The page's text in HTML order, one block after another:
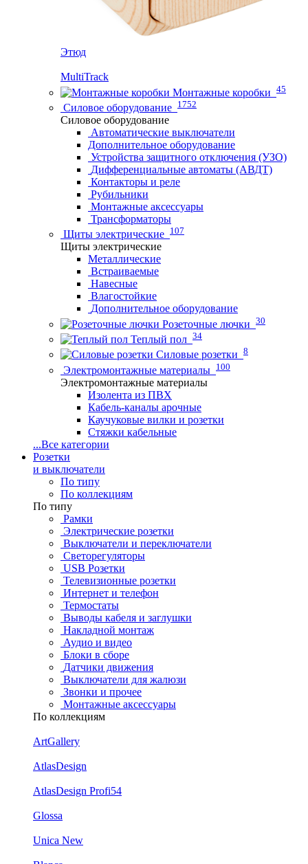
Этюд
MultiTrack
Монтажные коробки 45
Силовое оборудование 1752
Силовое оборудование
Автоматические выключатели
Дополнительное оборудование
Устройства защитного отключения (УЗО)
Дифференциальные автоматы (АВДТ)
Контакторы и реле
Рубильники
Монтажные аксессуары
Трансформаторы
Щиты электрические 107
Щиты электрические
Металлические
Встраиваемые
Навесные
Влагостойкие
Дополнительное оборудование
Розеточные лючки 30
Теплый пол 34
Силовые розетки 8
Электромонтажные материалы 100
Электромонтажные материалы
Изолента из ПВХ
Кабель-каналы арочные
Каучуковые вилки и розетки
Стяжки кабельные
...Все категории
Розетки
и выключатели
По типу
По коллекциям
По типу
Рамки
Электрические розетки
Выключатели и переключатели
Светорегуляторы
USB Розетки
Телевизионные розетки
Интернет и телефон
Термостаты
Выводы кабеля и заглушки
Накладной монтаж
Аудио и видео
Блоки в сборе
Датчики движения
Выключатели для жалюзи
Звонки и прочее
Монтажные аксессуары
По коллекциям
ArtGallery
AtlasDesign
AtlasDesign Profi54
Glossa
Unica New